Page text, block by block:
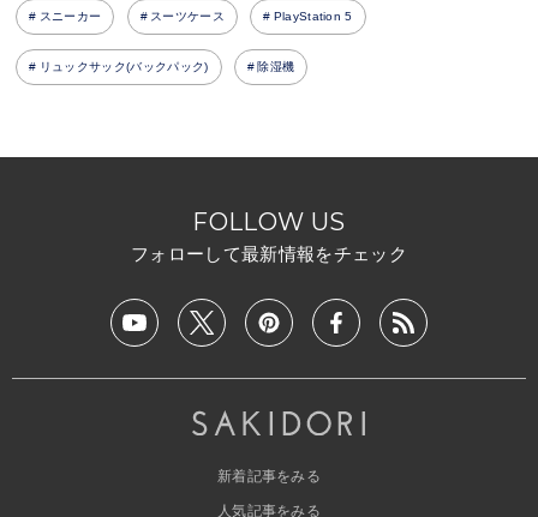
スニーカー スーツケース PlayStation 5
リュックサック(バックパック) 除湿機
FOLLOW US
フォローして最新情報をチェック
新着記事をみる
人気記事をみる